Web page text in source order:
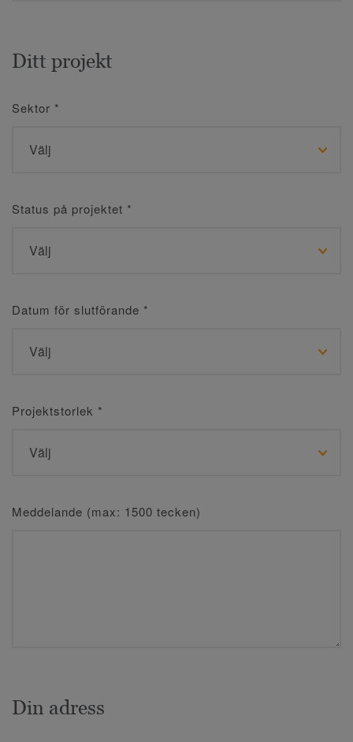
Ditt projekt
Sektor *
Status på projektet *
Datum för slutförande *
Projektstorlek *
Meddelande (max: 1500 tecken)
Din adress